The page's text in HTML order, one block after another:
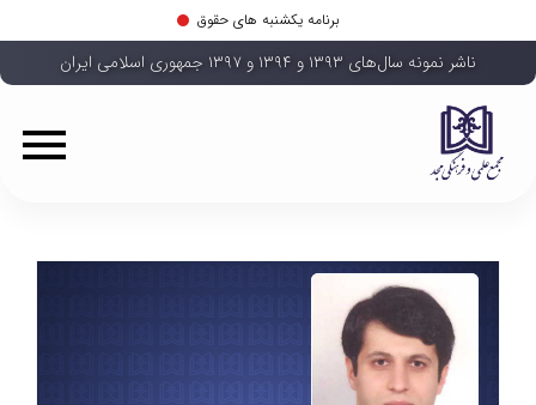
برنامه یکشنبه های حقوق
ناشر نمونه سال‌های ۱۳۹۳ و ۱۳۹۴ و ۱۳۹۷ جمهوری اسلامی ایران